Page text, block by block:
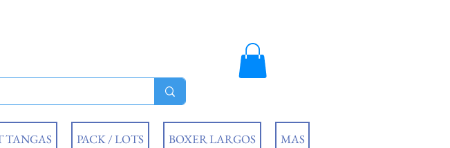
TANGAS PACK / LOTS BOXER LARGOS MAS